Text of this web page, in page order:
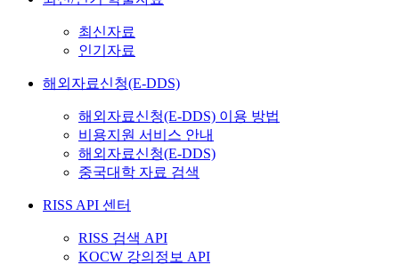
최신자료
인기자료
해외자료신청(E-DDS)
해외자료신청(E-DDS) 이용 방법
비용지원 서비스 안내
해외자료신청(E-DDS)
중국대학 자료 검색
RISS API 센터
RISS 검색 API
KOCW 강의정보 API